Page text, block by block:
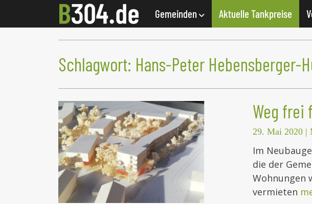
Gemeinden Aktuelle Tankpreise
Schlagwort: Hans-Peter Hebensberger-
Weg frei
29. Mai 2020 |
Im
die der
Wohnungen
vermieten